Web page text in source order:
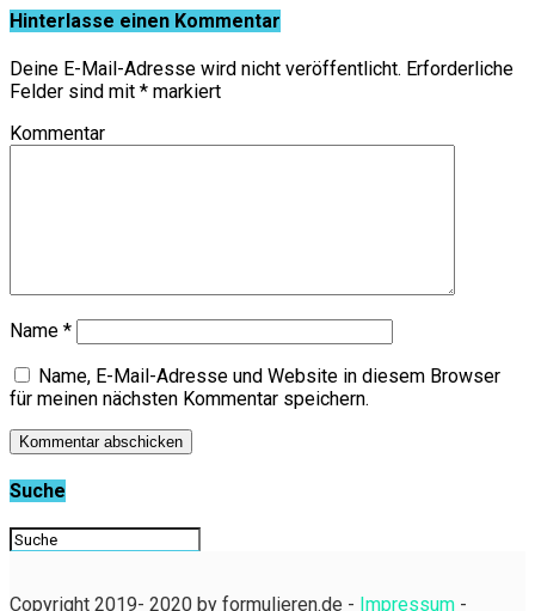
Hinterlasse einen Kommentar
Deine E-Mail-Adresse wird nicht veröffentlicht. Erforderliche
Felder sind mit * markiert
Kommentar
Name *
Name, E-Mail-Adresse und Website in diesem Browser
für meinen nächsten Kommentar speichern.
Suche
Copyright 2019- 2020 by formulieren.de - Impressum -